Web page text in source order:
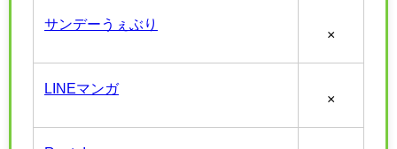
サンデーうぇぶり
×
LINEマンガ
×